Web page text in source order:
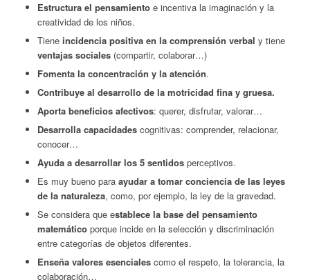
Estructura el pensamientoe incentiva la imaginación y la
creatividad de los niños.
Tieneincidencia positiva en la comprensión verbal y tiene
ventajas sociales(compartir, colaborar…)
Fomenta la concentración y la atención.
Contribuye al desarrollo de la motricidad fina y gruesa.
Aporta beneficios afectivos: querer, disfrutar, valorar…
Desarrolla capacidadescognitivas: comprender, relacionar,
conocer…
Ayuda a desarrollar los 5 sentidosperceptivos.
Es muy bueno para ayudar a tomar conciencia de las leyes
de la naturaleza, como, por ejemplo, la ley de la gravedad.
Se considera que establece la base del pensamiento
matemáticoporque incide en la selección y discriminación
entre categorías de objetos diferentes.
Enseña valores esencialescomo el respeto, la tolerancia, la
colaboración…